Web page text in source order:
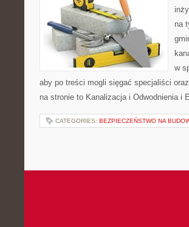
na
w
aby po treści mogli sięgać specjaliści
na stronie to Kanalizacja i Odwodnienia
CATEGORIES: BEZPIECZEŃSTWO NA